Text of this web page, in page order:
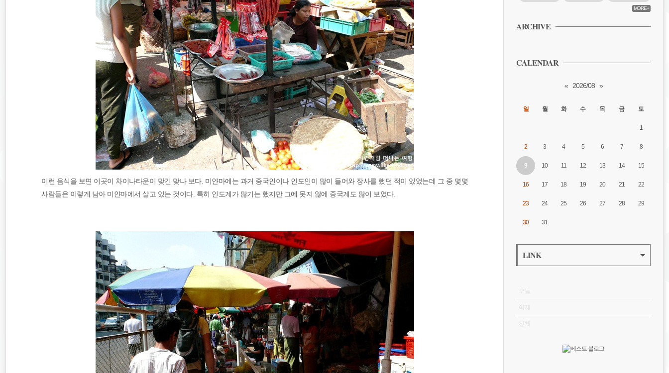
이런 음식을 보면 이곳이 차이나타운이 맞긴 맞나 보다. 미얀마에는 과거 중국인이나 인도인이 많이 들어와 장사를 했던 적이 있었는데 그 중 몇몇
사람들은 이렇게 남아 미얀마에서 살고 있는 것이다. 특히 인도계가 많기는 했지만 그에 못지 않에 중국계도 많이 보였다.
MORE+
ARCHIVE
CALENDAR
« 2026/08 »
일 월 화 수 목 금 토
1
2 3 4 5 6 7 8
9 10 11 12 13 14 15
16 17 18 19 20 21 22
23 24 25 26 27 28 29
30 31
LINK
오늘
어제
전체